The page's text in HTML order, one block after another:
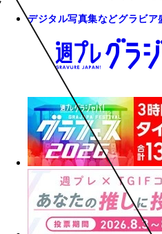
デジタル写真集などグラビア